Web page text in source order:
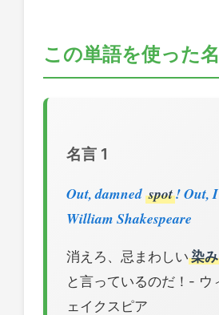
この単語を使った
名言 1
Out, damned spot! Out,
William Shakespeare
消えろ、忌まわしい 染み
と言っているのだ！- ウ
ェイクスピア